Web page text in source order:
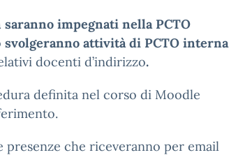
saranno impegnati nella PCTO
svolgeranno attività di PCTO interna
docenti d’indirizzo.
definita nel corso di Moodle
che riceveranno per email